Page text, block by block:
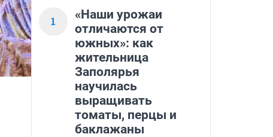
1
«Наши урожаи
отличаются от
южных»: как
жительница
Заполярья
научилась
выращивать
томаты, перцы и
баклажаны